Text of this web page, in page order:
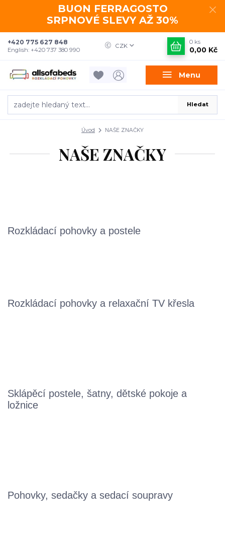
BUON FERRAGOSTO
SRPNOVÉ SLEVY AŽ 30%
Menu
CZK
Hledat
+420 775 627 848
English: +420 737 380 990
0 ks
0,00 Kč
Úvod NAŠE ZNAČKY
NAŠE ZNAČKY
Rozkládací pohovky a postele
Rozkládací pohovky a relaxační TV křesla
Sklápěcí postele, šatny, dětské pokoje a
ložnice
Pohovky, sedačky a sedací soupravy